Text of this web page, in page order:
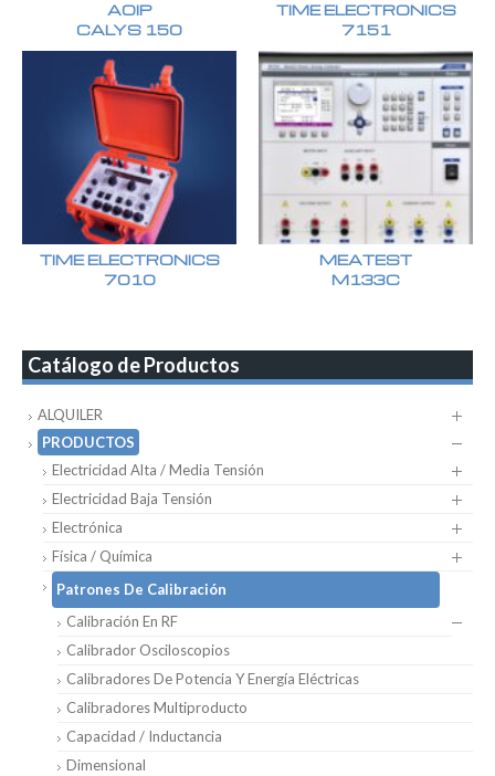
AOIP
CALYS 150
TIME ELECTRONICS
7151
TIME ELECTRONICS
7010
MEATEST
M133C
Catálogo de Productos
ALQUILER
PRODUCTOS
Electricidad Alta / Media Tensión
Electricidad Baja Tensión
Electrónica
Física / Química
Patrones De Calibración
Calibración En RF
Calibrador Osciloscopios
Calibradores De Potencia Y Energía Eléctricas
Calibradores Multiproducto
Capacidad / Inductancia
Dimensional